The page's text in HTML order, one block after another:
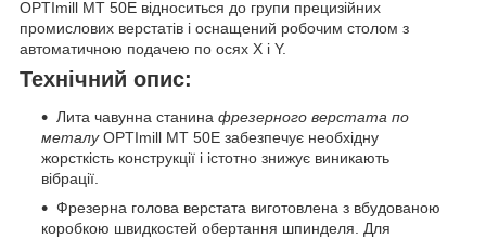
OPTImill MT 50E відноситься до групи прецизійних
промислових верстатів і оснащений робочим столом з
автоматичною подачею по осях X і Y.
Технічний опис:
Лита чавунна станина фрезерного верстата по
металуOPTImill MT 50E забезпечує необхідну
жорсткість конструкції і істотно знижує виникають
вібрації.
Фрезерна голова верстата виготовлена з вбудованою
коробкою швидкостей обертання шпинделя. Для